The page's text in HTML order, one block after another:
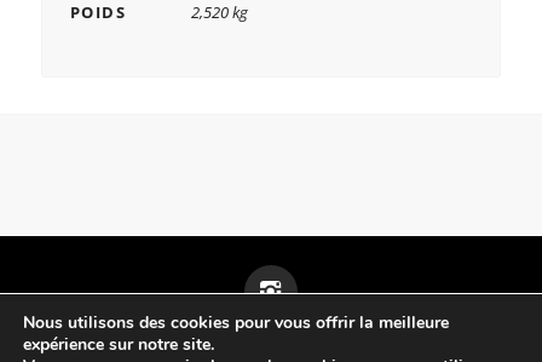
POIDS 2,520 kg
Nous utilisons des cookies pour vous offrir la meilleure
expérience sur notre site.